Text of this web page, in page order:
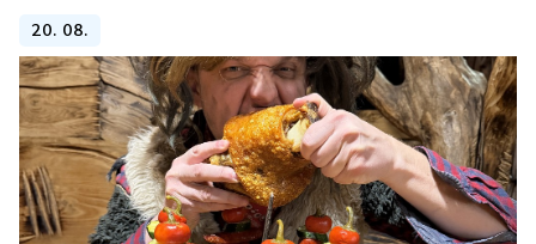
20. 08.